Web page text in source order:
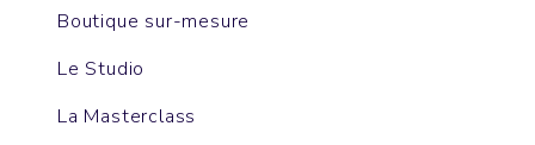
Boutique sur-mesure
Le Studio
La Masterclass